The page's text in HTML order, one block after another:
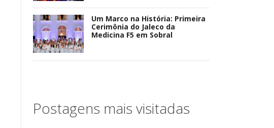
Um Marco na História: Primeira
Cerimônia do Jaleco da
Medicina F5 em Sobral
Postagens mais visitadas